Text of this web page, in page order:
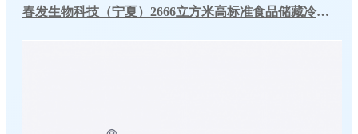
春发生物科技（宁夏）2666立方米高标准食品储藏冷库工程案例